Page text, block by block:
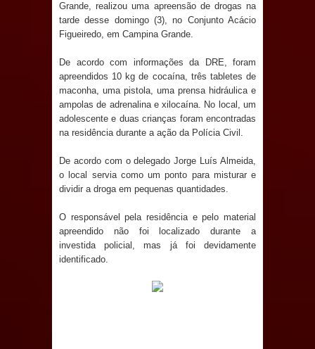
Prefeitura de Sapé promove
campanha Julho Neon com ações de
conscientização sobre saúde bucal
Caldas Brandão: gestão municipal
antecipa pagamento do mês de julho
e aquece economia para Festa de
Santana
Saúde Bucal: Mais de 470 próteses
dentárias já foram entregues pela
Grande, realizou uma apreensão de drogas na
tarde desse domingo (3), no Conjunto Acácio
Figueiredo, em Campina Grande.
De acordo com informações da DRE, foram
apreendidos 10 kg de cocaína, três tabletes de
maconha, uma pistola, uma prensa hidráulica e
ampolas de adrenalina e xilocaína. No local, um
adolescente e duas crianças foram encontradas
na residência durante a ação da Polícia Civil.
De acordo com o delegado Jorge Luís Almeida,
o local servia como um ponto para misturar e
dividir a droga em pequenas quantidades.
O responsável pela residência e pelo material
apreendido não foi localizado durante a
investida policial, mas já foi devidamente
identificado.